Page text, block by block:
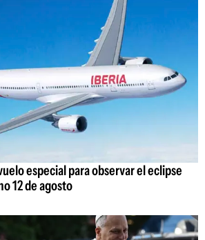
especial para observar el eclipse
12 de agosto